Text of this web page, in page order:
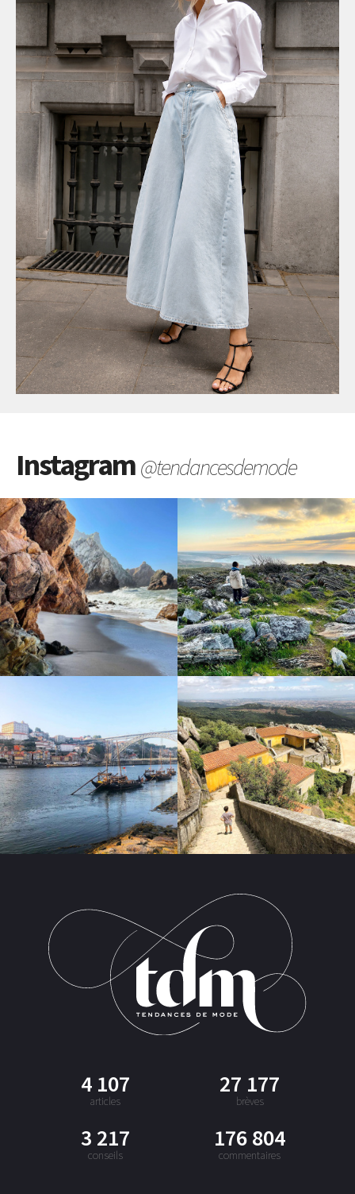
Instagram@tendancesdemode
4 107
articles
27 177
brèves
3 217
conseils
176 804
commentaires